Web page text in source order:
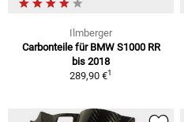
Ilmberger
Carbonteile für BMW S1000 RR
bis 2018
289,90 €1